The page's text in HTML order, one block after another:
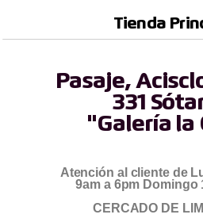
Tienda
Pasaje,
331
"Galería la
Atención al cliente de
9am a 6pm Domingo
CERCADO DE